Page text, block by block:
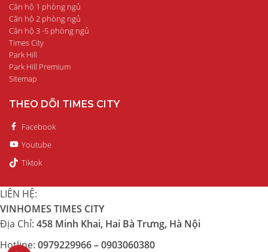
Căn hộ 1 phòng ngủ
Căn hộ 2 phòng ngủ
Căn hộ 3 -5 phòng ngủ
Times City
Park Hill
Park Hill Premium
Sitemap
THEO DÕI TIMES CITY
Facebook
Youtube
Tiktok
LIÊN HỆ:
VINHOMES TIMES CITY
Địa Chỉ: 458 Minh Khai, Hai Bà Trưng, Hà Nội
Hotline: 0979229966 – 0903060380